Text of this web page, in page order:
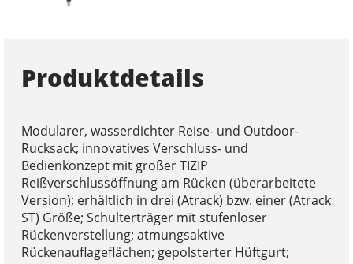
Produktdetails
Modularer, wasserdichter Reise- und Outdoor-
Rucksack; innovatives Verschluss- und
Bedienkonzept mit großer TIZIP
Reißverschlussöffnung am Rücken (überarbeitete
Version); erhältlich in drei (Atrack) bzw. einer (Atrack
ST) Größe; Schulterträger mit stufenloser
Rückenverstellung; atmungsaktive
Rückenauflageflächen; gepolsterter Hüftgurt;